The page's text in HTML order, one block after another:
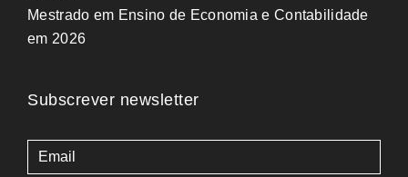
Mestrado em Ensino de Economia e Contabilidade
em 2026
Subscrever newsletter